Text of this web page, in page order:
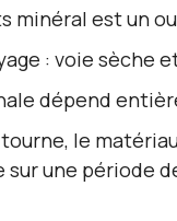
minéral est un
: voie sèche
dépend
le
une période